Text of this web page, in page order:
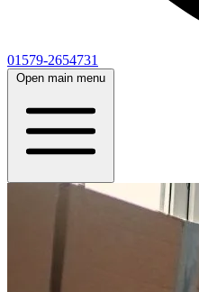
01579-2654731
Open main menu